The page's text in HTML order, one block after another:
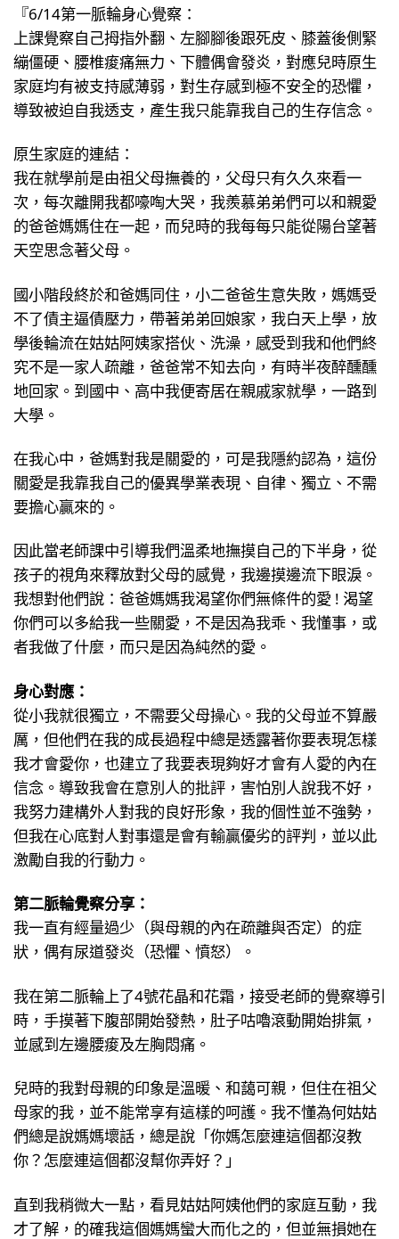
『6/14第一脈輪身心覺察：
上課覺察自己拇指外翻、左腳腳後跟死皮、膝蓋後側緊
繃僵硬、腰椎痠痛無力、下體偶會發炎，對應兒時原生
家庭均有被支持感薄弱，對生存感到極不安全的恐懼，
導致被迫自我透支，產生我只能靠我自己的生存信念。
原生家庭的連結：
我在就學前是由祖父母撫養的，父母只有久久來看一
次，每次離開我都嚎啕大哭，我羨慕弟弟們可以和親愛
的爸爸媽媽住在一起，而兒時的我每每只能從陽台望著
天空思念著父母。
國小階段終於和爸媽同住，小二爸爸生意失敗，媽媽受
不了債主逼債壓力，帶著弟弟回娘家，我白天上學，放
學後輪流在姑姑阿姨家搭伙、洗澡，感受到我和他們終
究不是一家人疏離，爸爸常不知去向，有時半夜醉醺醺
地回家。到國中、高中我便寄居在親戚家就學，一路到
大學。
在我心中，爸媽對我是關愛的，可是我隱約認為，這份
關愛是我靠我自己的優異學業表現、自律、獨立、不需
要擔心贏來的。
因此當老師課中引導我們溫柔地撫摸自己的下半身，從
孩子的視角來釋放對父母的感覺，我邊摸邊流下眼淚。
我想對他們說：爸爸媽媽我渴望你們無條件的愛 ! 渴望
你們可以多給我一些關愛，不是因為我乖、我懂事，或
者我做了什麼，而只是因為純然的愛。
身心對應：
從小我就很獨立，不需要父母操心。我的父母並不算嚴
厲，但他們在我的成長過程中總是透露著你要表現怎樣
我才會愛你，也建立了我要表現夠好才會有人愛的內在
信念。導致我會在意別人的批評，害怕別人說我不好，
我努力建構外人對我的良好形象，我的個性並不強勢，
但我在心底對人對事還是會有輸贏優劣的評判，並以此
激勵自我的行動力。
第二脈輪覺察分享：
我一直有經量過少（與母親的內在疏離與否定）的症
狀，偶有尿道發炎（恐懼、憤怒）。
我在第二脈輪上了4號花晶和花霜，接受老師的覺察導引
時，手摸著下腹部開始發熱，肚子咕嚕滾動開始排氣，
並感到左邊腰痠及左胸悶痛。
兒時的我對母親的印象是溫暖、和藹可親，但住在祖父
母家的我，並不能常享有這樣的呵護。我不懂為何姑姑
們總是說媽媽壞話，總是說「你媽怎麼連這個都沒教
你？怎麼連這個都沒幫你弄好？」
直到我稍微大一點，看見姑姑阿姨他們的家庭互動，我
才了解，的確我這個媽媽蠻大而化之的，但並無損她在